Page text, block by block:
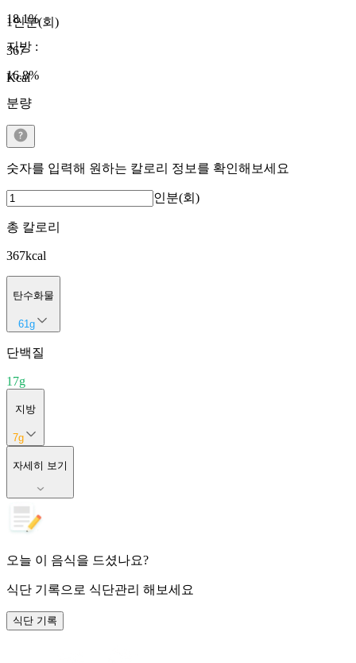
1인분(회)
367
Kcal
18.1%
지방 :
16.8%
분량
숫자를 입력해 원하는 칼로리 정보를 확인해보세요
인분(회)
총 칼로리
367kcal
탄수화물
61g
단백질
17g
지방
7g
자세히 보기
오늘 이 음식을 드셨나요?
식단 기록으로 식단관리 해보세요
식단 기록